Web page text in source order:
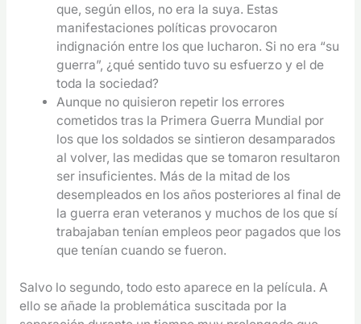
que, según ellos, no era la suya. Estas
manifestaciones políticas provocaron
indignación entre los que lucharon. Si no era “su
guerra”, ¿qué sentido tuvo su esfuerzo y el de
toda la sociedad?
Aunque no quisieron repetir los errores
cometidos tras la Primera Guerra Mundial por
los que los soldados se sintieron desamparados
al volver, las medidas que se tomaron resultaron
ser insuficientes. Más de la mitad de los
desempleados en los años posteriores al final de
la guerra eran veteranos y muchos de los que sí
trabajaban tenían empleos peor pagados que los
que tenían cuando se fueron.
Salvo lo segundo, todo esto aparece en la película. A
ello se añade la problemática suscitada por la